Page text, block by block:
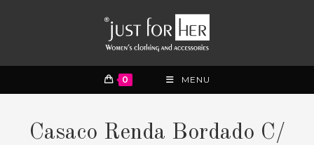
0 MENU
Casaco Renda Bordado C/